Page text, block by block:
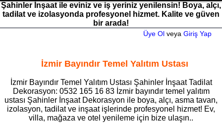
Şahinler İnşaat ile eviniz ve iş yeriniz yenilensin! Boya, alçı,
tadilat ve izolasyonda profesyonel hizmet. Kalite ve güven
bir arada!
Üye Ol veya Giriş Yap
İzmir Bayındır Temel Yalıtım Ustası
İzmir Bayındır Temel Yalıtım Ustası Şahinler İnşaat Tadilat
Dekorasyon: 0532 165 16 83 İzmir bayındır temel yalıtım
ustası Şahinler İnşaat Dekorasyon ile boya, alçı, asma tavan,
izolasyon, tadilat ve inşaat işlerinde profesyonel hizmet! Ev,
villa, mağaza ve otel yenileme için bize ulaşın..